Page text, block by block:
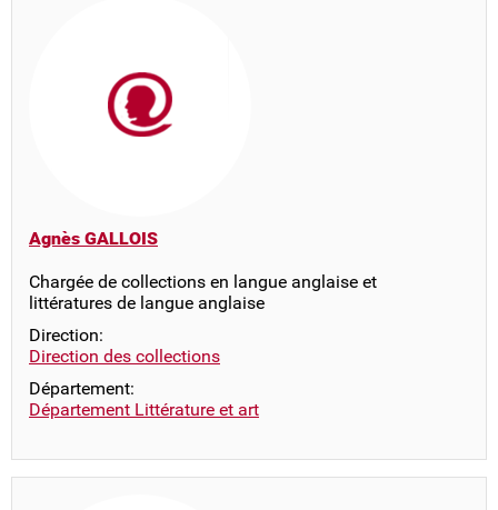
Agnès GALLOIS
Chargée de collections en langue anglaise et
littératures de langue anglaise
Direction:
Direction des collections
Département:
Département Littérature et art